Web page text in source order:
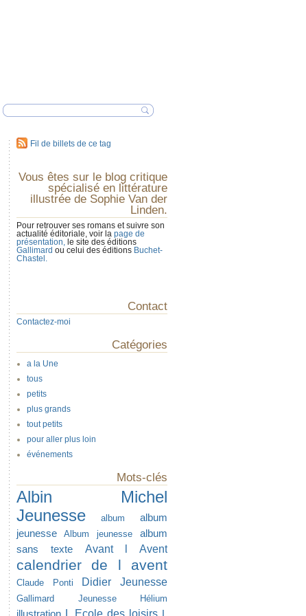
Fil de billets de ce tag
Vous êtes sur le blog critique
spécialisé en littérature
illustrée de Sophie Van der
Linden.
Pour retrouver ses romans et suivre son
actualité éditoriale, voir la page de
présentation, le site des éditions
Gallimard ou celui des éditions Buchet-
Chastel.
Contact
Contactez-moi
Catégories
a la Une
tous
petits
plus grands
tout petits
pour aller plus loin
événements
Mots-clés
Albin Michel
Jeunesse
album
album
jeunesse
Album jeunesse
album
sans texte
Avant l Avent
calendrier de l avent
Claude Ponti Didier Jeunesse
Gallimard Jeunesse Hélium
L Ecole des loisirs